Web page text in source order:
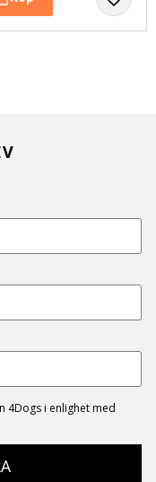
4Dogs i enlighet med